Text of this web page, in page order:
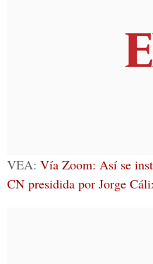
VEA: Vía Zoom: Así se
CN presidida por Jorge